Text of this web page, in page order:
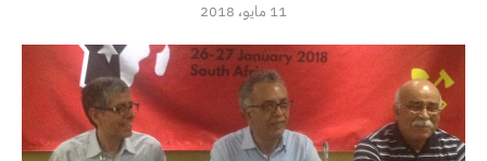
11 مايو، 2018